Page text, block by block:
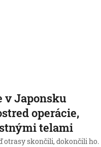
v Japonsku
operácie,
telami
otrasy skončili, dokončili ho.